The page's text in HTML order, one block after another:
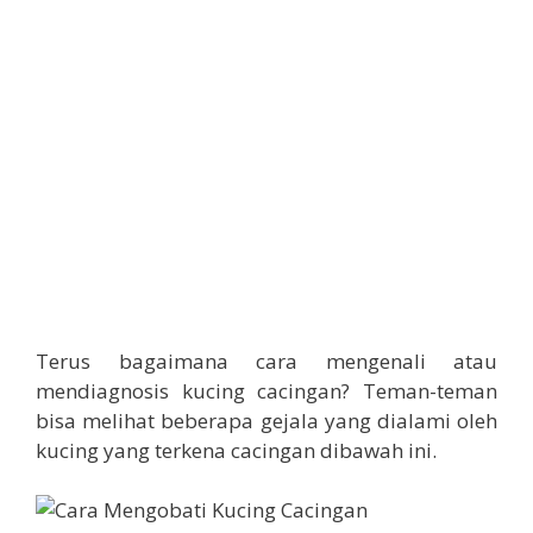
Terus bagaimana cara mengenali atau
mendiagnosis kucing cacingan? Teman-teman
bisa melihat beberapa gejala yang dialami oleh
kucing yang terkena cacingan dibawah ini.